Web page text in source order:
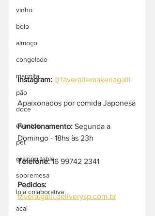
vinho
bolo
almoço
congelado
marmita
pão
doce
eventos
pet
grazing table
sobremesa
loja colaborativa
acai
Instagram: @faveraltemakeriagalli
Apaixonados por comida Japonesa
Funcionamento: Segunda a
Domingo - 18hs às 23h
Telefone: 16 99742 2341
Pedidos:
faveralgalli.deliverysp.com.br